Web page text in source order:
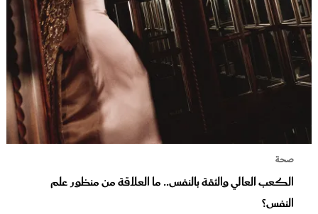
صحة
الكعب العالي والثقة بالنفس.. ما العلاقة من منظور علم
النفس؟